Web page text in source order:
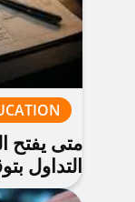
متى يفتح
التداول
وشتاءً 2026